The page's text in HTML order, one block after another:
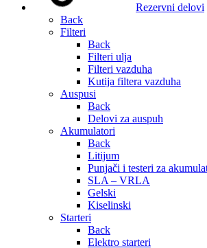
Rezervni delovi
Back
Filteri
Back
Filteri ulja
Filteri vazduha
Kutija filtera vazduha
Auspusi
Back
Delovi za auspuh
Akumulatori
Back
Litijum
Punjači i testeri za
SLA – VRLA
Gelski
Kiselinski
Starteri
Back
Elektro starteri